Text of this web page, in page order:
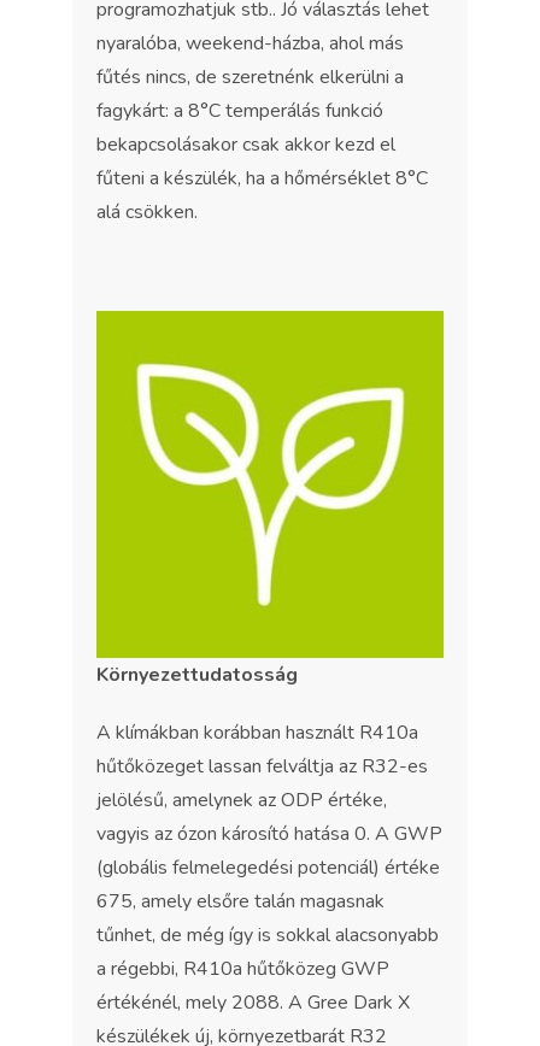
programozhatjuk stb.. Jó választás lehet
nyaralóba, weekend-házba, ahol más
fűtés nincs, de szeretnénk elkerülni a
fagykárt: a 8°C temperálás funkció
bekapcsolásakor csak akkor kezd el
fűteni a készülék, ha a hőmérséklet 8°C
alá csökken.
Környezettudatosság
A klímákban korábban használt R410a
hűtőközeget lassan felváltja az R32-es
jelölésű, amelynek az ODP értéke,
vagyis az ózon károsító hatása 0. A GWP
(globális felmelegedési potenciál) értéke
675, amely elsőre talán magasnak
tűnhet, de még így is sokkal alacsonyabb
a régebbi, R410a hűtőközeg GWP
értékénél, mely 2088. A Gree Dark X
készülékek új, környezetbarát R32